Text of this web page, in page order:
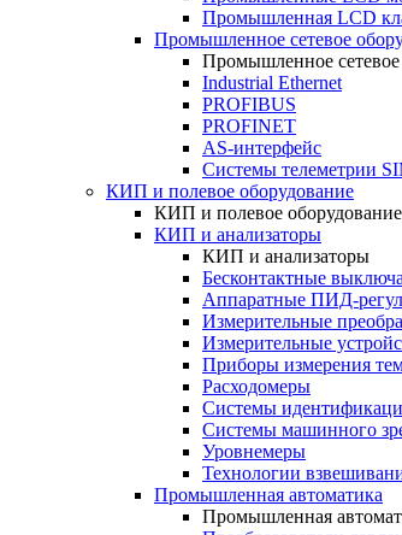
Промышленная LCD
Промышленное сетевое
Промышленное сетевое
Industrial Ethernet
PROFIBUS
PROFINET
AS-интерфейс
Системы телеметрии
КИП и полевое оборудование
КИП и полевое оборудование
КИП и анализаторы
КИП и анализаторы
Бесконтактные
Аппаратные ПИД-
Измерительные
Измерительные
Приборы измерения
Расходомеры
Системы
Системы машинного
Уровнемеры
Технологии
Промышленная автоматика
Промышленная